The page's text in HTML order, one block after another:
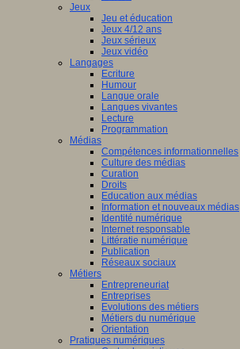
Jeux
Jeu et éducation
Jeux 4/12 ans
Jeux sérieux
Jeux vidéo
Langages
Ecriture
Humour
Langue orale
Langues vivantes
Lecture
Programmation
Médias
Compétences informationnelles
Culture des médias
Curation
Droits
Education aux médias
Information et nouveaux médias
Identité numérique
Internet responsable
Littératie numérique
Publication
Réseaux sociaux
Métiers
Entrepreneuriat
Entreprises
Evolutions des métiers
Métiers du numérique
Orientation
Pratiques numériques